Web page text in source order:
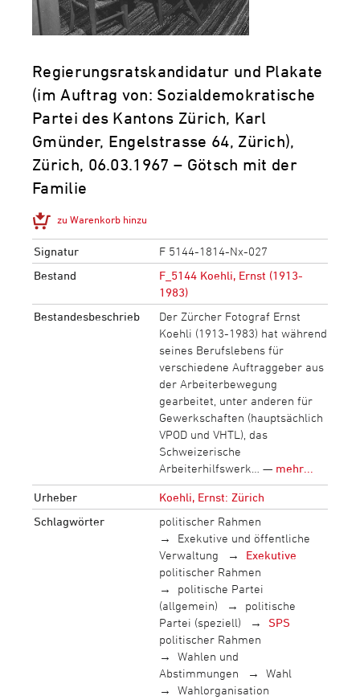
Regierungsratskandidatur und Plakate
(im Auftrag von: Sozialdemokratische
Partei des Kantons Zürich, Karl
Gmünder, Engelstrasse 64, Zürich),
Zürich, 06.03.1967 – Götsch mit der
Familie
zu Warenkorb hinzu
Signatur
F 5144-1814-Nx-027
Bestand
F_5144 Koehli, Ernst (1913-
1983)
Bestandesbeschrieb
Der Zürcher Fotograf Ernst
Koehli (1913-1983) hat während
seines Berufslebens für
verschiedene Auftraggeber aus
der Arbeiterbewegung
gearbeitet, unter anderen für
Gewerkschaften (hauptsächlich
VPOD und VHTL), das
Schweizerische
Arbeiterhilfswerk… — mehr...
Urheber
Koehli, Ernst: Zürich
Schlagwörter
politischer Rahmen
Exekutive und öffentliche
Verwaltung
Exekutive
politischer Rahmen
politische Partei
(allgemein)
politische
Partei (speziell)
SPS
politischer Rahmen
Wahlen und
Abstimmungen
Wahl
Wahlorganisation